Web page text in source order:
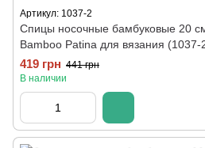
Артикул: 1037-2
Спицы носочные бамбуковые 20
Bamboo Patina для вязания (1037-
419 грн 441 грн
В наличии